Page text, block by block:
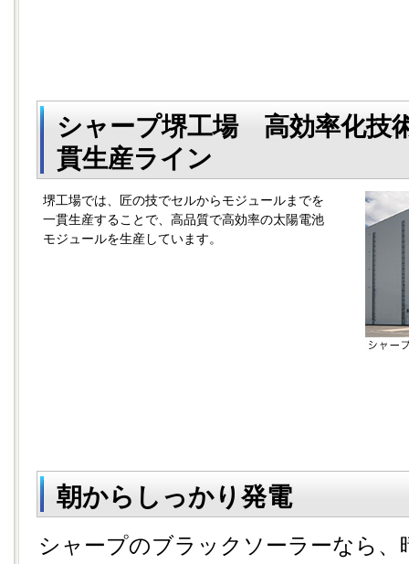
シャープ堺工場 高効率化技
貫生産ライン
堺工場では、匠の技でセルからモジュールまでを
一貫生産することで、高品質で高効率の太陽電池
モジュールを生産しています。
朝からしっかり発電
シャープのブラックソーラーなら、